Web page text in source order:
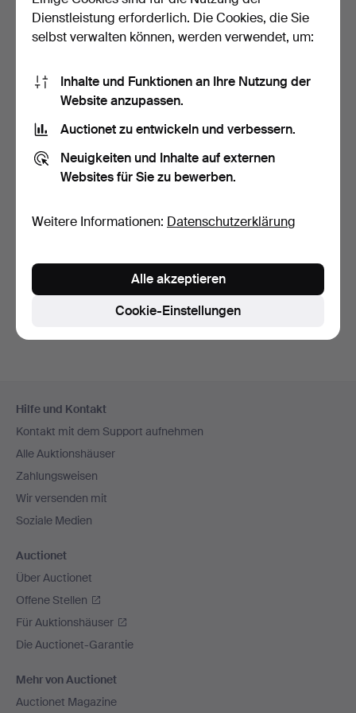
KUNSTBÜCHER 8 Stück.
Gustavsberg.
7 Tage
Sie können auch in
Beendete Auktionen aus unserem
Navigation
Hilfe und Kontakt
Kontakt mit dem Support aufnehmen
Alle Auktionshäuser
Zahlungsweisen
Wir versenden mit
Soziale Medien
Auctionet
Über Auctionet
Offene Stellen
Für Auktionshäuser
Die Auctionet-Garantie
Mehr von Auctionet
Auctionet Magazine
Dienstleistung erforderlich. Die Cookies, die Sie
selbst verwalten können, werden verwendet, um:
Inhalte und Funktionen an Ihre Nutzung der
Website anzupassen.
Auctionet zu entwickeln und verbessern.
Neuigkeiten und Inhalte auf externen
Websites für Sie zu bewerben.
Weitere Informationen: Datenschutzerklärung
Cookie-Einstellungen
Alle akzeptieren